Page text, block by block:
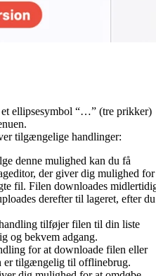
ellipsesymbol “…” (tre prikker)
tilgængelige handlinger:
denne mulighed kan du få
der giver dig mulighed for
fil. Filen downloades
derefter til lageret, efter du
tilføjer filen til din liste
og bekvem adgang.
for at downloade filen eller
er tilgængelig til offlinebrug.